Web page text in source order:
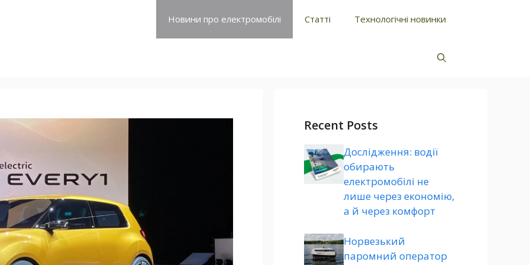
Новини про електромобілі Статті Технологічні новинки
Recent Posts
Дослідження: водії
обирають
електромобілі не
лише через економію,
а й через комфорт
Норвезький
паромний оператор